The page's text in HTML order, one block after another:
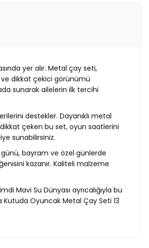
yer alır. Metal çay seti,
dikkat çekici görünümü
sunarak ailelerin ilk tercihi
destekler. Dayanıklı metal
çeken bu set, oyun saatlerini
sunabilirsiniz.
bayram ve özel günlerde
kazanır. Kaliteli malzeme
Mavi Su Dünyası ayrıcalığıyla bu
Oyuncak Metal Çay Seti 13